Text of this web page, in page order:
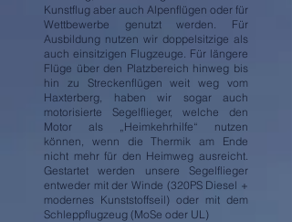
Kunstflug aber auch Alpenflügen oder für
Wettbewerbe genutzt werden. Für
Ausbildung nutzen wir doppelsitzige als
auch einsitzigen Flugzeuge. Für längere
Flüge über den Platzbereich hinweg bis
hin zu Streckenflügen weit weg vom
Haxterberg, haben wir sogar auch
motorisierte Segelflieger, welche den
Motor als „Heimkehrhilfe“ nutzen
können, wenn die Thermik am Ende
nicht mehr für den Heimweg ausreicht.
Gestartet werden unsere Segelflieger
entweder mit der Winde (320PS Diesel +
modernes Kunststoffseil) oder mit dem
Schleppflugzeug (MoSe oder UL)